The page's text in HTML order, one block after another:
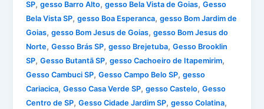
SP,gesso Barro Alto,gesso Bela Vista de Goias,Gesso
Bela Vista SP,gesso Boa Esperanca,gesso Bom Jardim de
Goias,gesso Bom Jesus de Goias,gesso Bom Jesus do
Norte,Gesso Brás SP,gesso Brejetuba,Gesso Brooklin
SP,Gesso Butantã SP,gesso Cachoeiro de Itapemirim,
Gesso Cambuci SP,Gesso Campo Belo SP,gesso
Cariacica,Gesso Casa Verde SP,gesso Castelo,Gesso
Centro de SP,Gesso Cidade Jardim SP,gesso Colatina,